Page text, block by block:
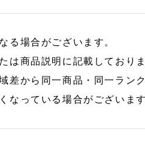
る場合がございます。
は商品説明に記載しておりま
差から同一商品・同一ラン
なっている場合がございま